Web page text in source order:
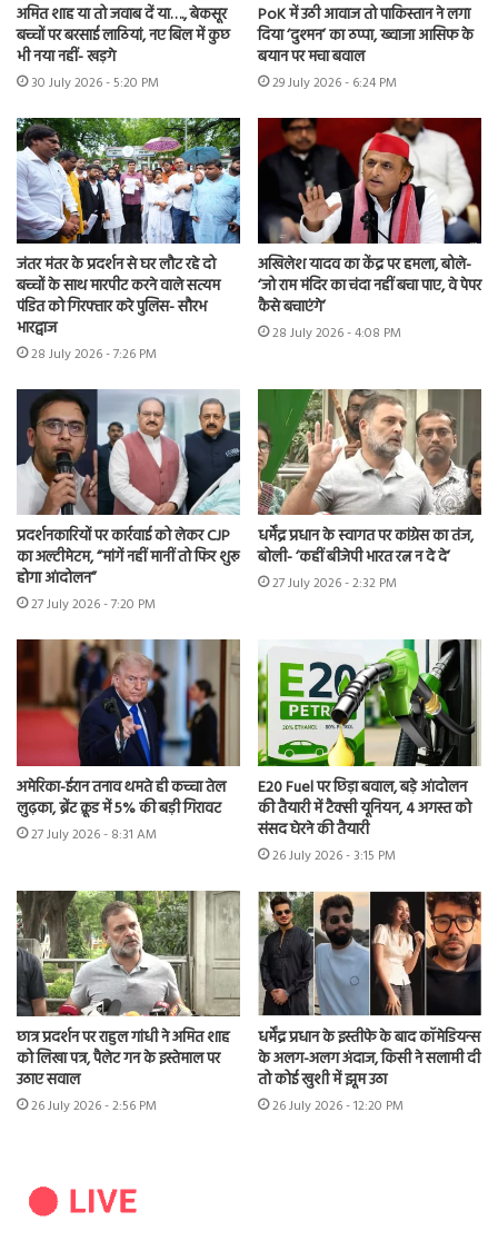
अमित शाह या तो जवाब दें या…., बेकसूर
बच्चों पर बरसाई लाठियां, नए बिल में कुछ
भी नया नहीं- खड़गे
30 July 2026 - 5:20 PM
PoK में उठी आवाज तो पाकिस्तान ने लगा
दिया ‘दुश्मन’ का ठप्पा, ख्वाजा आसिफ के
बयान पर मचा बवाल
29 July 2026 - 6:24 PM
जंतर मंतर के प्रदर्शन से घर लौट रहे दो
बच्चों के साथ मारपीट करने वाले सत्यम
पंडित को गिरफ्तार करे पुलिस- सौरभ
भारद्वाज
28 July 2026 - 7:26 PM
अखिलेश यादव का केंद्र पर हमला, बोले-
‘जो राम मंदिर का चंदा नहीं बचा पाए, वे पेपर
कैसे बचाएंगे’
28 July 2026 - 4:08 PM
प्रदर्शनकारियों पर कार्रवाई को लेकर CJP
का अल्टीमेटम, “मांगें नहीं मानीं तो फिर शुरू
होगा आंदोलन”
27 July 2026 - 7:20 PM
धर्मेंद्र प्रधान के स्वागत पर कांग्रेस का तंज,
बोली- ‘कहीं बीजेपी भारत रत्न न दे दे’
27 July 2026 - 2:32 PM
अमेरिका-ईरान तनाव थमते ही कच्चा तेल
लुढ़का, ब्रेंट क्रूड में 5% की बड़ी गिरावट
27 July 2026 - 8:31 AM
E20 Fuel पर छिड़ा बवाल, बड़े आंदोलन
की तैयारी में टैक्सी यूनियन, 4 अगस्त को
संसद घेरने की तैयारी
26 July 2026 - 3:15 PM
छात्र प्रदर्शन पर राहुल गांधी ने अमित शाह
को लिखा पत्र, पैलेट गन के इस्तेमाल पर
उठाए सवाल
26 July 2026 - 2:56 PM
धर्मेंद्र प्रधान के इस्तीफे के बाद कॉमेडियन्स
के अलग-अलग अंदाज, किसी ने सलामी दी
तो कोई खुशी में झूम उठा
26 July 2026 - 12:20 PM